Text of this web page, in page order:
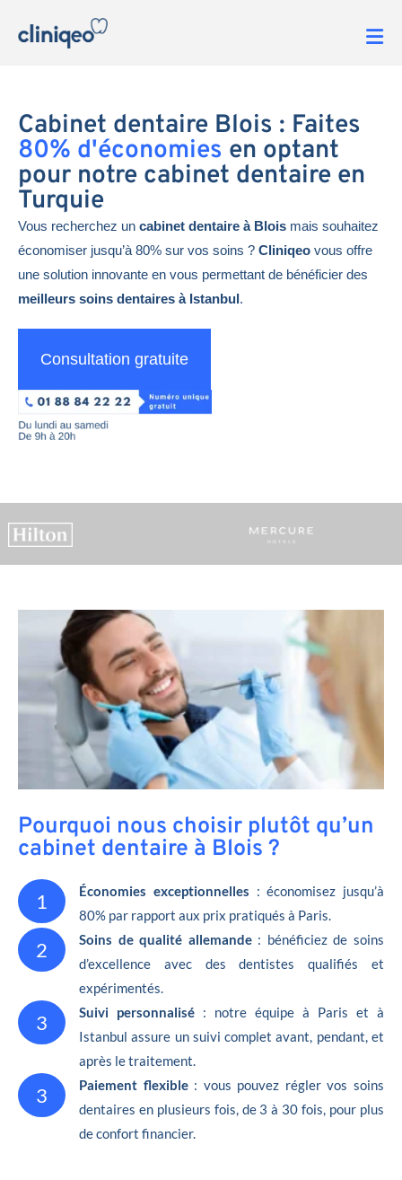
Cabinet dentaire Blois : Faites
80% d'économies en optant
pour notre cabinet dentaire en
Turquie
Vous recherchez un cabinet dentaire à Blois mais souhaitez
économiser jusqu’à 80% sur vos soins ? Cliniqeo vous offre
une solution innovante en vous permettant de bénéficier des
meilleurs soins dentaires à Istanbul.
Consultation gratuite
Pourquoi nous choisir plutôt qu’un
cabinet dentaire à Blois ?
1 Économies exceptionnelles : économisez jusqu’à
80% par rapport aux prix pratiqués à Paris.
2 Soins de qualité allemande: bénéficiez de soins
d’excellence avec des dentistes qualifiés et
expérimentés.
3 Suivi personnalisé : notre équipe à Paris et à
Istanbul assure un suivi complet avant, pendant, et
après le traitement.
3 Paiement flexible: vous pouvez régler vos soins
dentaires en plusieurs fois, de 3 à 30 fois, pour plus
de confort financier.